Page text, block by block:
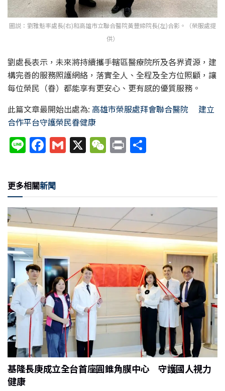
圖説：劉雅魁率處長(右)和高雄市立聯合醫院黃豐締院長(左)合影。（榮服處提
供）
劉處長表示，未來將持續攜手轄區醫療院所及各界資源，建
構完善的服務照護網絡，落實全人、全程及全方位照顧，讓
每位榮民（眷）都能享有更安心、更有感的優質服務。
此篇文章最開始出處為: 高雄市榮服處拜會聯合醫院 建立
合作平台守護榮民眷健康
Li
e
F
c
e
b
o
o
k
G X W
at
P
更多相關新聞
基隆長庚成立全台首座圓錐角膜中心 守護國人視力
健康